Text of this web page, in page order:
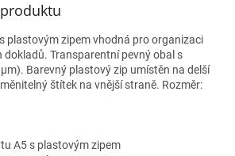
plastovým zipem vhodná pro organizaci
Transparentní pevný obal s
Barevný plastový zip umístěn na delší
štítek na vnější straně. Rozměr:
A5 s plastovým zipem